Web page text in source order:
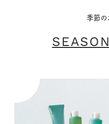
季節の